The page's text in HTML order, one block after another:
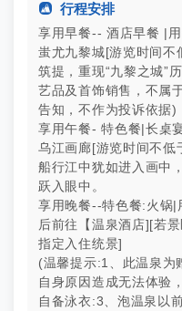
 行程安排
享用早餐-- 酒店早餐 |
蚩尤九黎城[游览时间
筑提，重现“九黎之城”
艺品及首饰销售，不属
告知，不作为投诉依据)
享用午餐- 特色餐|长桌
乌江画廊[游览时间不低
船行江中犹如进入画中
跃入 眼中。
享用晚餐--特色餐:火锅|
后前往【温泉酒店][若
指定入住统景]
(温馨提示:1、此温泉为
自身原因造成无法体验
自备泳衣:3、泡温泉以